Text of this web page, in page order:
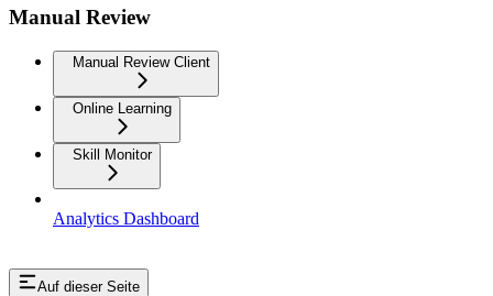
Manual Review
Manual Review Client
Online Learning
Skill Monitor
Analytics Dashboard
Auf dieser Seite